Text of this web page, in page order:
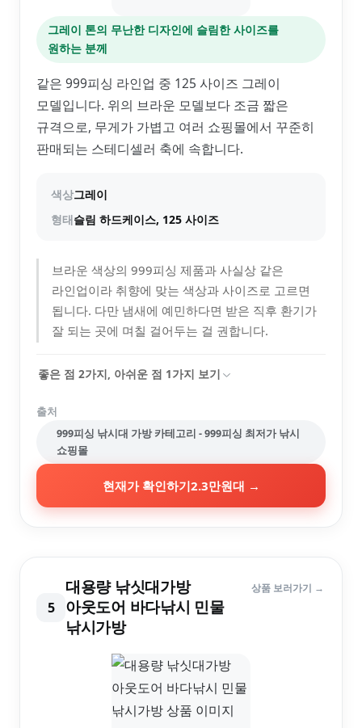
그레이 톤의 무난한 디자인에 슬림한 사이즈를
원하는 분께
같은 999피싱 라인업 중 125 사이즈 그레이
모델입니다. 위의 브라운 모델보다 조금 짧은
규격으로, 무게가 가볍고 여러 쇼핑몰에서 꾸준히
판매되는 스테디셀러 축에 속합니다.
색상그레이
형태슬림 하드케이스, 125 사이즈
브라운 색상의 999피싱 제품과 사실상 같은
라인업이라 취향에 맞는 색상과 사이즈로 고르면
됩니다. 다만 냄새에 예민하다면 받은 직후 환기가
잘 되는 곳에 며칠 걸어두는 걸 권합니다.
좋은 점 2가지, 아쉬운 점 1가지 보기
출처
999피싱 낚시대 가방 카테고리 - 999피싱 최저가 낚시
쇼핑몰
현재가 확인하기2.3만원대 →
5
대용량 낚싯대가방
아웃도어 바다낚시 민물
낚시가방
상품 보러가기 →